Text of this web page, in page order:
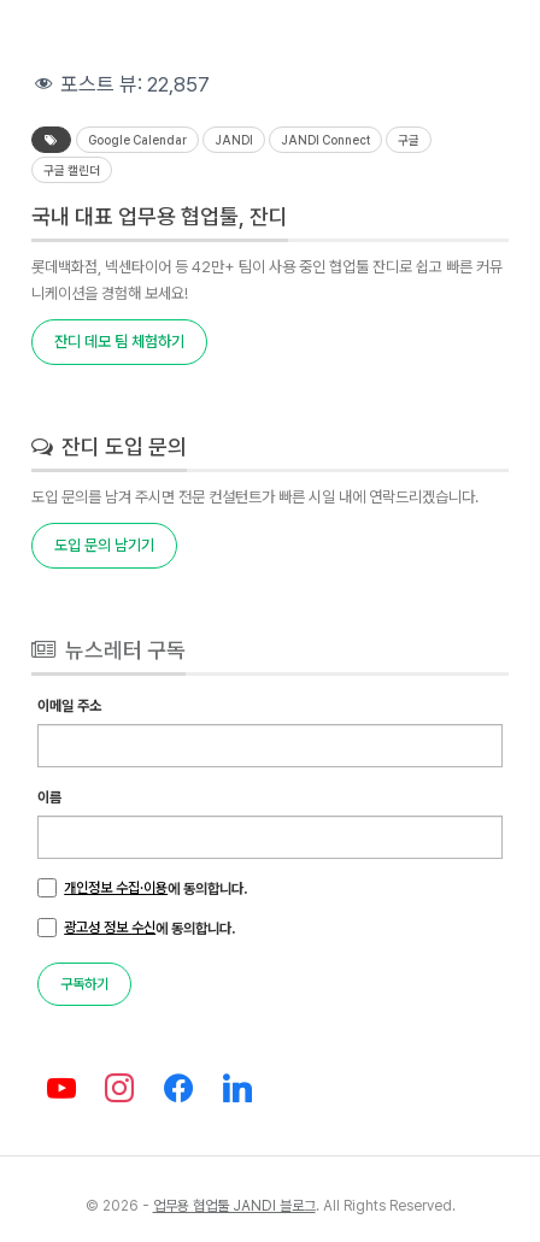
포스트 뷰:22,857
Google Calendar JANDI JANDI Connect 구글
구글 캘린더
국내 대표 업무용 협업툴, 잔디
롯데백화점, 넥센타이어 등 42만+ 팀이 사용 중인 협업툴 잔디로 쉽고 빠른 커뮤
니케이션을 경험해 보세요!
잔디 데모 팀 체험하기
잔디 도입 문의
도입 문의를 남겨 주시면 전문 컨설턴트가 빠른 시일 내에 연락드리겠습니다.
도입 문의 남기기
뉴스레터 구독
이메일 주소
이름
개인정보 수집·이용에 동의합니다.
광고성 정보 수신에 동의합니다.
구독하기
© 2026 - 업무용 협업툴 JANDI 블로그. All Rights Reserved.